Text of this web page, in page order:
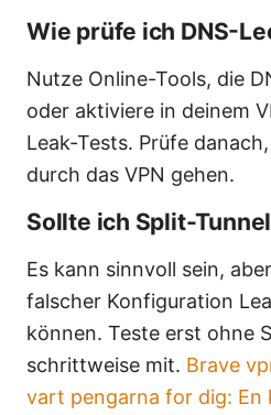
Wie prüfe ich DNS-
Nutze Online-Tools, die
oder aktiviere in deinem
Leak-Tests. Prüfe
durch das VPN gehen.
Sollte ich Split-
Es kann sinnvoll sein,
falscher Konfiguration
können. Teste erst ohne
schrittweise mit. Brave
vart pengarna for dig: En